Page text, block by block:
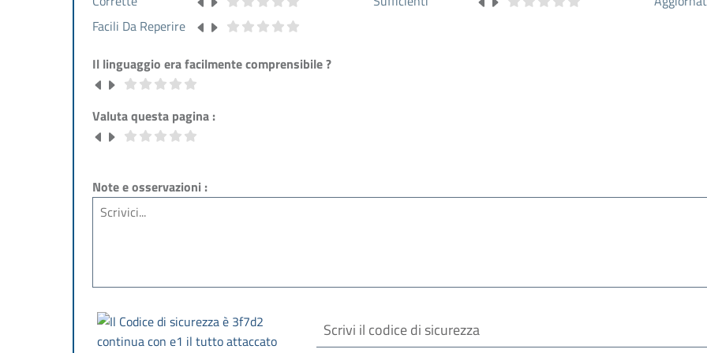
Facili Da Reperire
Il linguaggio era facilmente comprensibile ?
Valuta questa pagina :
Note e osservazioni :